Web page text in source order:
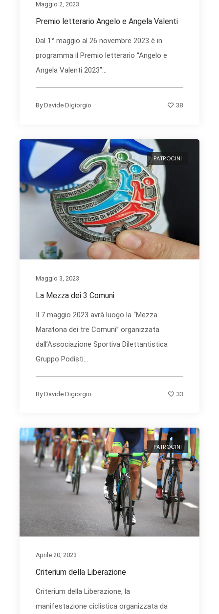
Maggio 2, 2023
Premio letterario Angelo e Angela Valenti
Dal 1° maggio al 26 novembre 2023 è in
programma il Premio letterario “Angelo e
Angela Valenti 2023”...
ByDavide Digiorgio 38
PATROCINI
Maggio 3, 2023
La Mezza dei 3 Comuni
Il 7 maggio 2023 avrà luogo la “Mezza
Maratona dei tre Comuni” organizzata
dall’Associazione Sportiva Dilettantistica
Gruppo Podisti...
ByDavide Digiorgio 33
PATROCINI
Aprile 20, 2023
Criterium della Liberazione
Criterium della Liberazione, la
manifestazione ciclistica organizzata da